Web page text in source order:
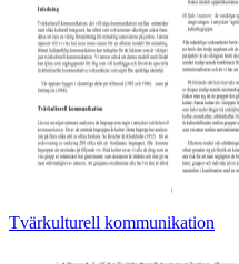
Tvärkulturell kommunikation